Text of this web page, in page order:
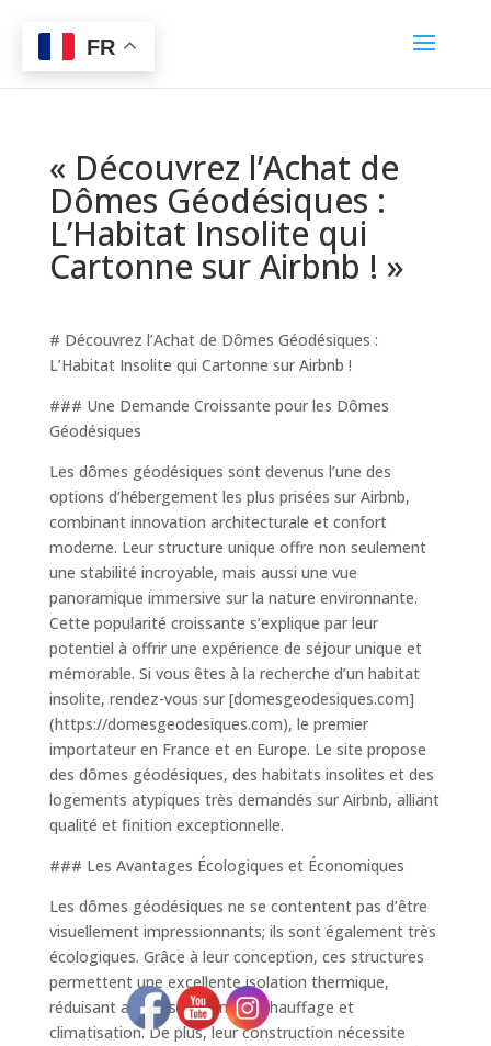
« Découvrez l’Achat de
Dômes Géodésiques :
L’Habitat Insolite qui
Cartonne sur Airbnb ! »
# Découvrez l’Achat de Dômes Géodésiques :
L’Habitat Insolite qui Cartonne sur Airbnb !
### Une Demande Croissante pour les Dômes
Géodésiques
Les dômes géodésiques sont devenus l’une des
options d’hébergement les plus prisées sur Airbnb,
combinant innovation architecturale et confort
moderne. Leur structure unique offre non seulement
une stabilité incroyable, mais aussi une vue
panoramique immersive sur la nature environnante.
Cette popularité croissante s’explique par leur
potentiel à offrir une expérience de séjour unique et
mémorable. Si vous êtes à la recherche d’un habitat
insolite, rendez-vous sur [domesgeodesiques.com]
(https://domesgeodesiques.com), le premier
importateur en France et en Europe. Le site propose
des dômes géodésiques, des habitats insolites et des
logements atypiques très demandés sur Airbnb, alliant
qualité et finition exceptionnelle.
### Les Avantages Écologiques et Économiques
Les dômes géodésiques ne se contentent pas d’être
visuellement impressionnants; ils sont également très
écologiques. Grâce à leur conception, ces structures
permettent une excellente isolation thermique,
réduisant ainsi les besoins en chauffage et
climatisation. De plus, leur construction nécessite
FR